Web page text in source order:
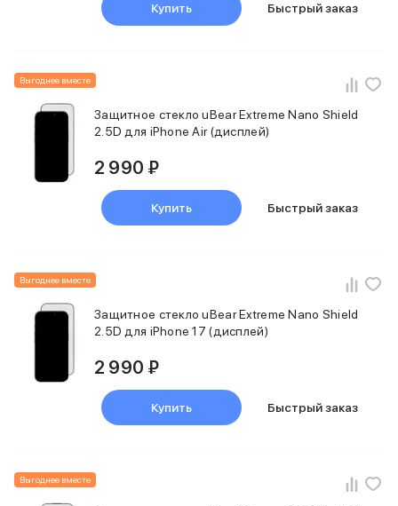
Купить Быстрый заказ
Выгоднее вместе
Защитное стекло uBear Extreme Nano Shield
2.5D для iPhone Air (дисплей)
2 990 ₽
Купить Быстрый заказ
Выгоднее вместе
Защитное стекло uBear Extreme Nano Shield
2.5D для iPhone 17 (дисплей)
2 990 ₽
Купить Быстрый заказ
Выгоднее вместе